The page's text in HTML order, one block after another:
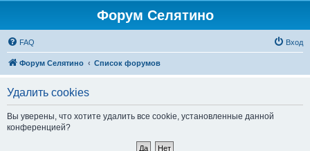
Форум Селятино
FAQ Вход
Форум Селятино Список форумов
Удалить cookies
Вы уверены, что хотите удалить все cookie, установленные данной
конференцией?